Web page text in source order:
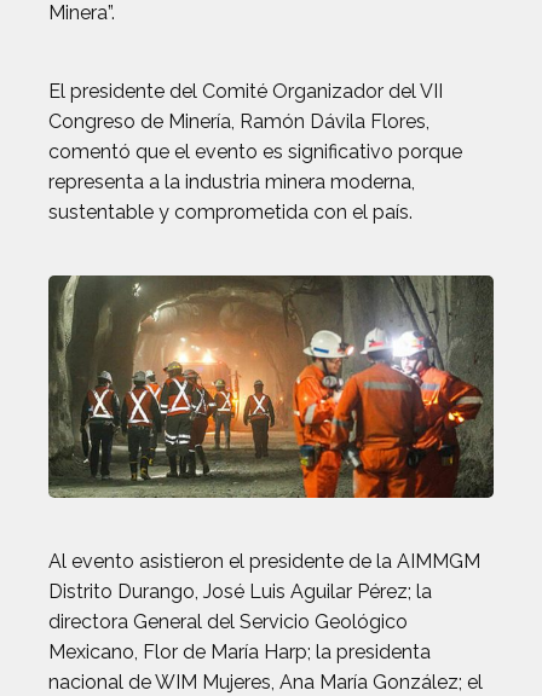
Minera”.
El presidente del Comité Organizador del VII
Congreso de Minería, Ramón Dávila Flores,
comentó que el evento es significativo porque
representa a la industria minera moderna,
sustentable y comprometida con el país.
Al evento asistieron el presidente de la AIMMGM
Distrito Durango, José Luis Aguilar Pérez; la
directora General del Servicio Geológico
Mexicano, Flor de María Harp; la presidenta
nacional de WIM Mujeres, Ana María González; el